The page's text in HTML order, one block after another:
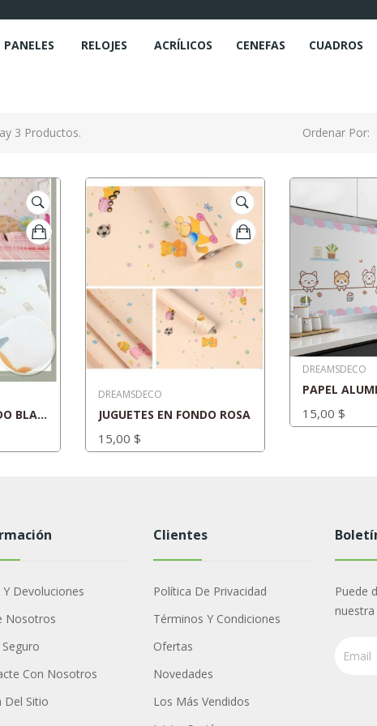
PANELES RELOJES ACRÍLICOS CENEFAS CUADROS
3 Productos. Ordenar Por:
JUGUETES EN FONDO BLANCO
DREAMSDECO
JUGUETES EN FONDO ROSA
15,00 $
DREAMSDECO
15,00 $
Y Devoluciones
Nosotros
Con Nosotros
Del Sitio
Clientes
Política De Privacidad
Términos Y Condiciones
Ofertas
Novedades
Los Más Vendidos
Puede